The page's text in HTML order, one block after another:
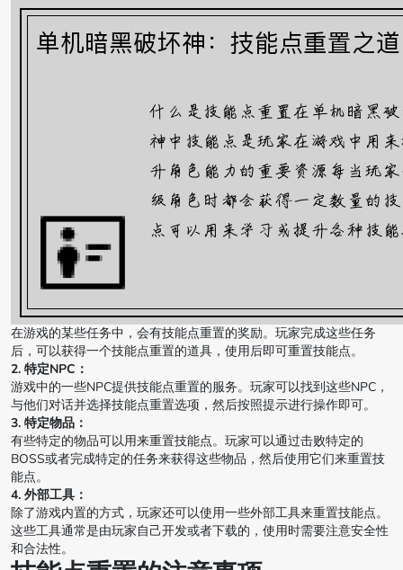
在游戏的某些任务中，会有技能点重置的奖励。玩家完成这些任务
后，可以获得一个技能点重置的道具，使用后即可重置技能点。
2. 特定NPC：
游戏中的一些NPC提供技能点重置的服务。玩家可以找到这些NPC，
与他们对话并选择技能点重置选项，然后按照提示进行操作即可。
3. 特定物品：
有些特定的物品可以用来重置技能点。玩家可以通过击败特定的
BOSS或者完成特定的任务来获得这些物品，然后使用它们来重置技
能点。
4. 外部工具：
除了游戏内置的方式，玩家还可以使用一些外部工具来重置技能点。
这些工具通常是由玩家自己开发或者下载的，使用时需要注意安全性
和合法性。